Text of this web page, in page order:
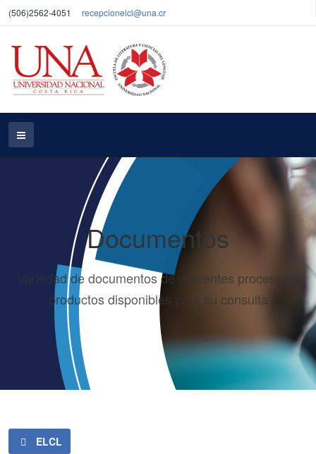
(506)2562-4051 recepcionelcl@una.cr
Documentos
Variedad de documentos de diferentes procesos y
productos disponibles para su consulta
ELCL